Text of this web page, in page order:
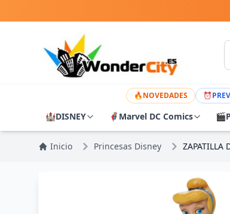
🔥NOVEDADES ⏰
🏰DISNEY 🦸 Marvel DC Comics 🎬
Inicio Princesas Disney ZAPATILLA